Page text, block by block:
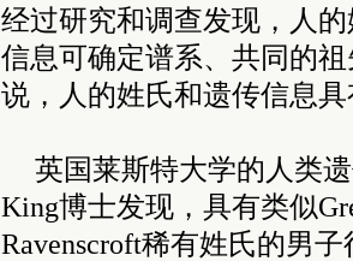
经过研究和调查发现，人
信息可确定谱系、共同的
说，人的姓氏和遗传信息
英国莱斯特大学的人类
King博士发现，具有类似
Ravenscroft稀有姓氏的男